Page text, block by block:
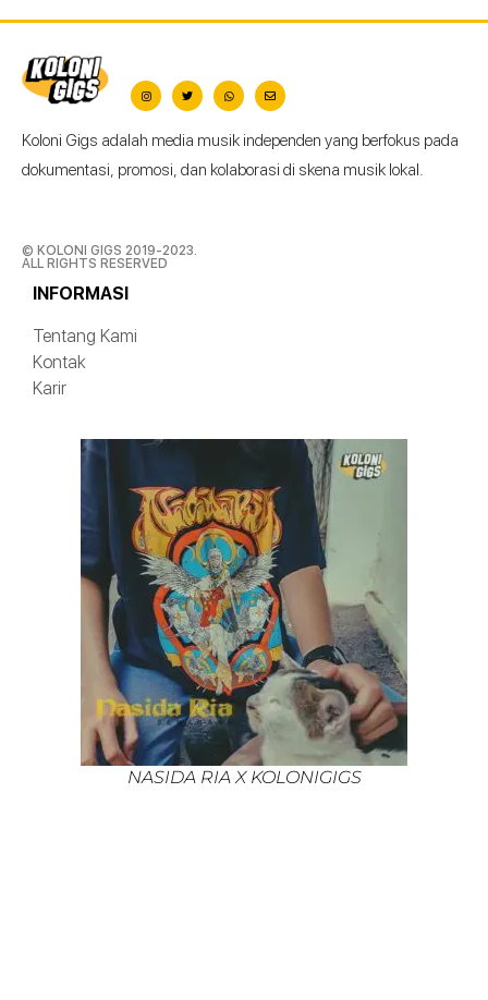
Koloni Gigs adalah media musik independen yang berfokus pada
dokumentasi, promosi, dan kolaborasi di skena musik lokal.
© KOLONI GIGS 2019-2023.
ALL RIGHTS RESERVED
INFORMASI
Tentang Kami
Kontak
Karir
NASIDA RIA X KOLONIGIGS